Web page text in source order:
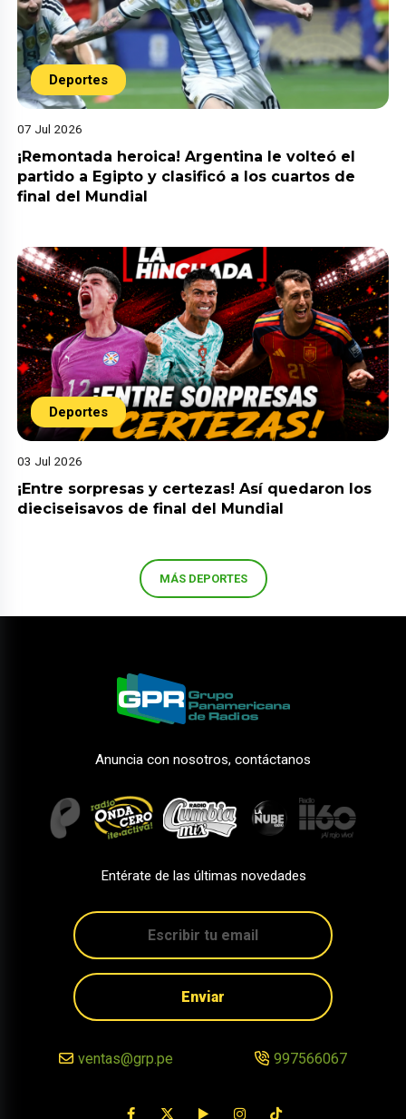
Deportes
07 Jul 2026
¡Remontada heroica! Argentina le volteó el
partido a Egipto y clasificó a los cuartos de
final del Mundial
Deportes
03 Jul 2026
¡Entre sorpresas y certezas! Así quedaron los
dieciseisavos de final del Mundial
MÁS DEPORTES
Anuncia con nosotros, contáctanos
Entérate de las últimas novedades
Enviar
ventas@grp.pe 997566067